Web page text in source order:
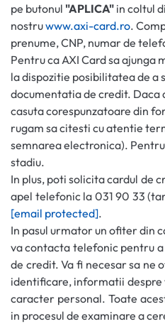
pe butonul "APLICA"in coltul
nostruwww.axi-card.ro.
prenume, CNP, numar de
Pentru ca AXI Card sa ajunga
la dispozitie posibilitatea de a
documentatia de credit. Daca
casuta corespunzatoare din
rugam sa citesti cu atentie
semnarea electronica).
stadiu.
In plus, poti solicita cardul de
apel telefonic la 031 90 33
[email protected].
In pasul urmator un ofiter din
va contacta telefonic pentru
de credit. Va fi necesar sa ne
identificare, informatii
caracter personal. Toate
in procesul de examinare a